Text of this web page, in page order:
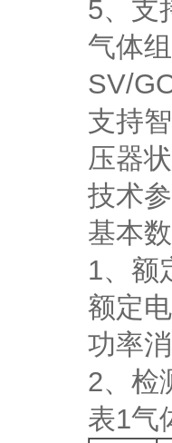
5、
气体
SV/
支持
压器
技术
基本
1、额
额定
功率
2、检
表1气